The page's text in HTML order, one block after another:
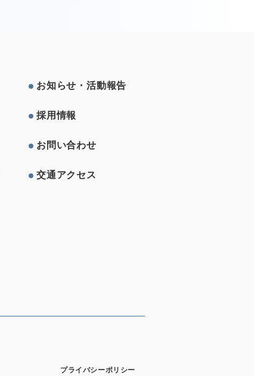
お知らせ・活動報告
採⽤情報
お問い合わせ
交通アクセス
プライバシーポリシー